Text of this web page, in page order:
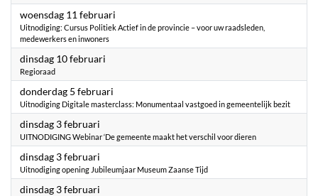
woensdag 11 februari
Uitnodiging: Cursus Politiek Actief in de provincie – voor uw raadsleden,
medewerkers en inwoners
dinsdag 10 februari
Regioraad
donderdag 5 februari
Uitnodiging Digitale masterclass: Monumentaal vastgoed in gemeentelijk bezit
dinsdag 3 februari
UITNODIGING Webinar ‘De gemeente maakt het verschil voor dieren
dinsdag 3 februari
Uitnodiging opening Jubileumjaar Museum Zaanse Tijd
dinsdag 3 februari